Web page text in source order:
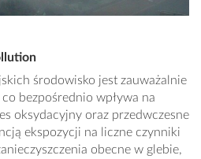
środowisko jest zauważalnie
bezpośrednio wpływa na
oksydacyjny oraz przedwczesne
ekspozycji na liczne czynniki
obecne w glebie,